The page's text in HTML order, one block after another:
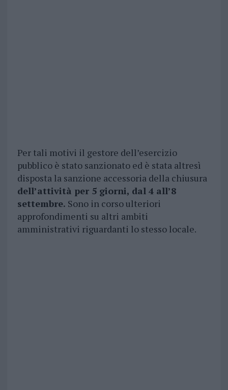
Per tali motivi il gestore dell’esercizio
pubblico è stato sanzionato ed è stata altresì
disposta la sanzione accessoria della chiusura
dell’attività per 5 giorni, dal 4 all’8
settembre. Sono in corso ulteriori
approfondimenti su altri ambiti
amministrativi riguardanti lo stesso locale.